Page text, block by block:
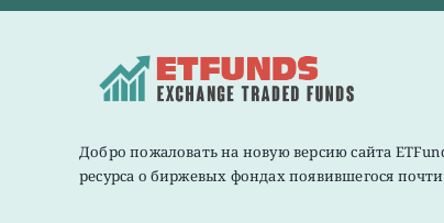
Добро пожаловать на новую версию сайта
ресурса о биржевых фондах появившегося почти